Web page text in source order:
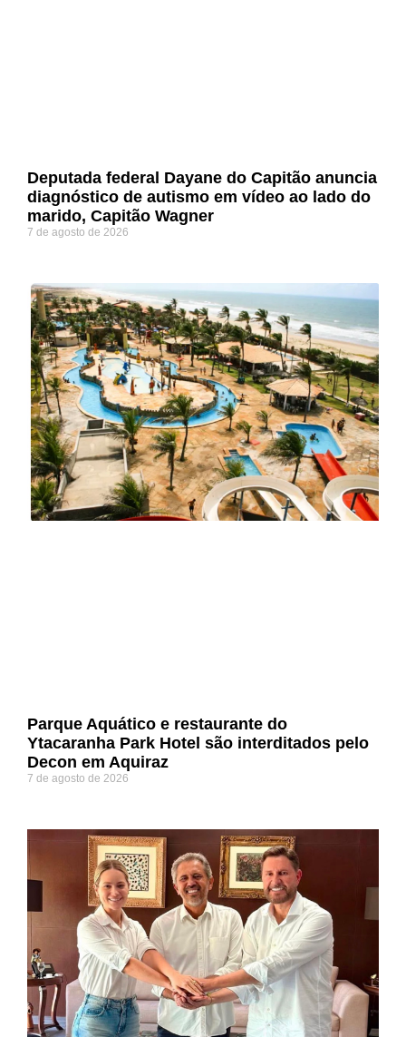
Deputada federal Dayane do Capitão anuncia
diagnóstico de autismo em vídeo ao lado do
marido, Capitão Wagner
7 de agosto de 2026
Parque Aquático e restaurante do
Ytacaranha Park Hotel são interditados pelo
Decon em Aquiraz
7 de agosto de 2026